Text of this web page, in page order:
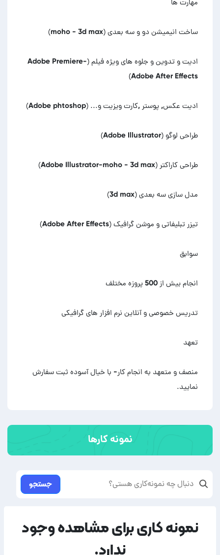
ادیت و تدوین و جلوه های ویژه فیلم (Adobe Premiere-
منصف و متعهد به انجام کار- با خیال آسوده ثبت سفارش
نمایید.
نمونه کارها
جستجو
نمونه کاری برای مشاهده وجود
ندارد.